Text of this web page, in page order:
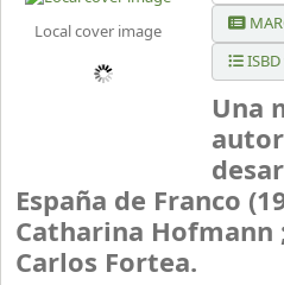
Local cover image
Una
España de Franco
Catharina Hofmann
Carlos Fortea.